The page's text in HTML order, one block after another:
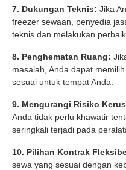
7. Dukungan Teknis: Jika
freezer sewaan, penyedia
teknis dan melakukan
8. Penghematan Ruang:
masalah, Anda dapat
sesuai untuk tempat Anda.
9. Mengurangi Risiko
Anda tidak perlu khawatir
seringkali terjadi pada
10. Pilihan Kontrak
sewa yang sesuai dengan